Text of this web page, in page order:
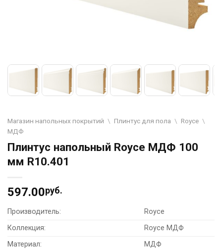
Магазин напольных покрытий \ Плинтус для пола \ Royce \
МДФ
Плинтус напольный Royce МДФ 100
мм R10.401
597.00руб.
Производитель:
Royce
Коллекция:
Royce МДФ
Материал:
МДФ